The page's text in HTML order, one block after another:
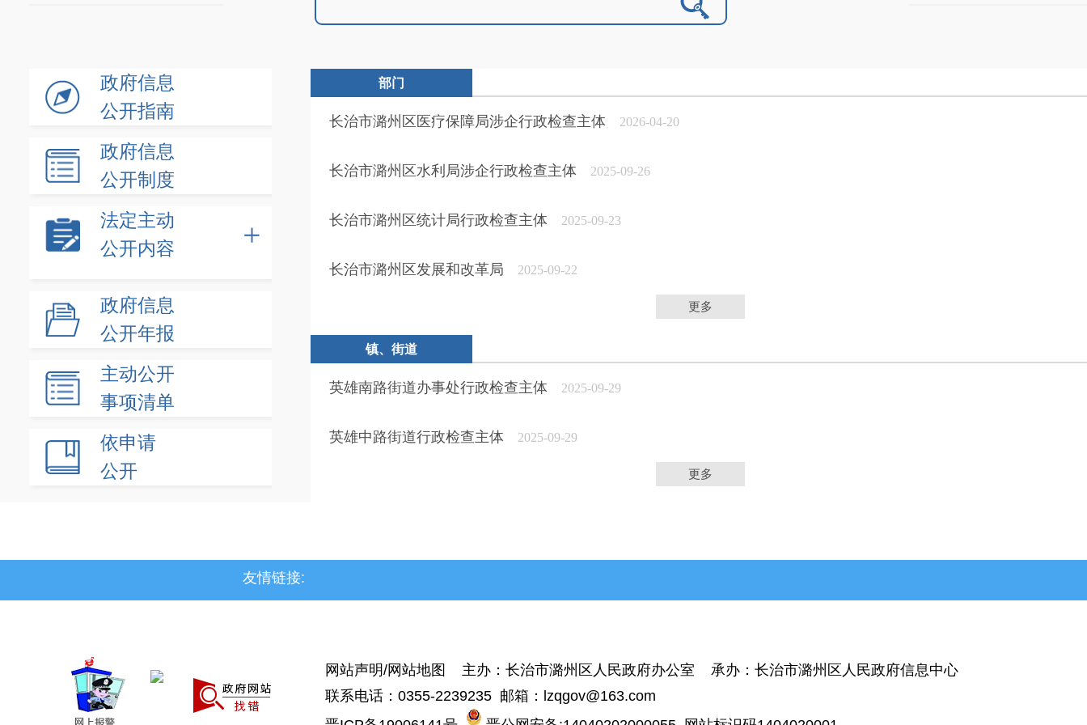
政府信息
公开指南
政府信息
公开制度
法定主动
公开内容
政府信息
公开年报
主动公开
事项清单
依申请
公开
部门
长治市潞州区医疗保障局涉企行政检查主体 2026-04-20
长治市潞州区水利局涉企行政检查主体 2025-09-26
长治市潞州区统计局行政检查主体 2025-09-23
长治市潞州区发展和改革局 2025-09-22
更多
镇、街道
英雄南路街道办事处行政检查主体 2025-09-29
英雄中路街道行政检查主体 2025-09-29
更多
友情链接:
网站声明/网站地图
主办：长治市潞州区人民政府办公室 承办：长治市潞州区人民政府信息中心
联系电话：0355-2239235 邮箱：lzqgov@163.com